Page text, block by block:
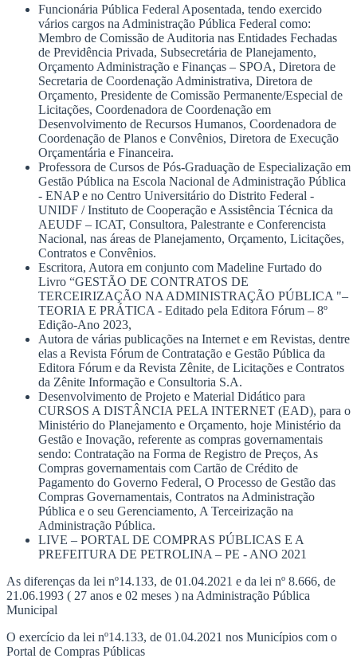
Funcionária Pública Federal Aposentada, tendo exercido
vários cargos na Administração Pública Federal como:
Membro de Comissão de Auditoria nas Entidades Fechadas
de Previdência Privada, Subsecretária de Planejamento,
Orçamento Administração e Finanças – SPOA, Diretora de
Secretaria de Coordenação Administrativa, Diretora de
Orçamento, Presidente de Comissão Permanente/Especial de
Licitações, Coordenadora de Coordenação em
Desenvolvimento de Recursos Humanos, Coordenadora de
Coordenação de Planos e Convênios, Diretora de Execução
Orçamentária e Financeira.
Professora de Cursos de Pós-Graduação de Especialização em
Gestão Pública na Escola Nacional de Administração Pública
- ENAP e no Centro Universitário do Distrito Federal -
UNIDF / Instituto de Cooperação e Assistência Técnica da
AEUDF – ICAT, Consultora, Palestrante e Conferencista
Nacional, nas áreas de Planejamento, Orçamento, Licitações,
Contratos e Convênios.
Escritora, Autora em conjunto com Madeline Furtado do
Livro “GESTÃO DE CONTRATOS DE
TERCEIRIZAÇÃO NA ADMINISTRAÇÃO PÚBLICA "–
TEORIA E PRÁTICA - Editado pela Editora Fórum – 8º
Edição-Ano 2023,
Autora de várias publicações na Internet e em Revistas, dentre
elas a Revista Fórum de Contratação e Gestão Pública da
Editora Fórum e da Revista Zênite, de Licitações e Contratos
da Zênite Informação e Consultoria S.A.
Desenvolvimento de Projeto e Material Didático para
CURSOS A DISTÂNCIA PELA INTERNET (EAD), para o
Ministério do Planejamento e Orçamento, hoje Ministério da
Gestão e Inovação, referente as compras governamentais
sendo: Contratação na Forma de Registro de Preços, As
Compras governamentais com Cartão de Crédito de
Pagamento do Governo Federal, O Processo de Gestão das
Compras Governamentais, Contratos na Administração
Pública e o seu Gerenciamento, A Terceirização na
Administração Pública.
LIVE – PORTAL DE COMPRAS PÚBLICAS E A
PREFEITURA DE PETROLINA – PE - ANO 2021
As diferenças da lei nº14.133, de 01.04.2021 e da lei nº 8.666, de
21.06.1993 ( 27 anos e 02 meses ) na Administração Pública
Municipal
O exercício da lei nº14.133, de 01.04.2021 nos Municípios com o
Portal de Compras Públicas